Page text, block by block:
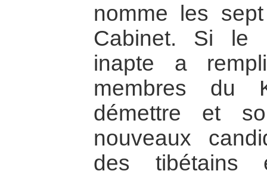
nomme les
Cabinet. Si le
inapte a
membres du
démettre et
nouveaux
des